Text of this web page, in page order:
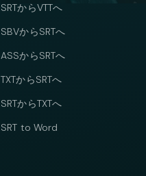
SRTからVTTへ
SBVからSRTへ
ASSからSRTへ
TXTからSRTへ
SRTからTXTへ
SRT to Word